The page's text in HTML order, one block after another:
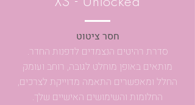
חסר ציטוט
סדרת רהיטים הנצמדים לדפנות החדר.
מותאים באופן מוחלט לגובה, רוחב ועומק
החלל ומאפשרים התאמה מדוייקת לצרכים,
החלומות והשימושים האישיים שלך.